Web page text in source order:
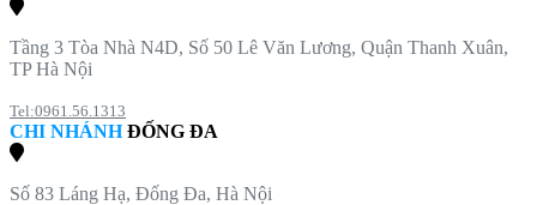
Tầng 3 Tòa Nhà N4D, Số 50 Lê Văn Lương, Quận Thanh Xuân,
TP Hà Nội
Tel:0961.56.1313
CHI NHÁNHĐỐNG ĐA
Số 83 Láng Hạ, Đống Đa, Hà Nội